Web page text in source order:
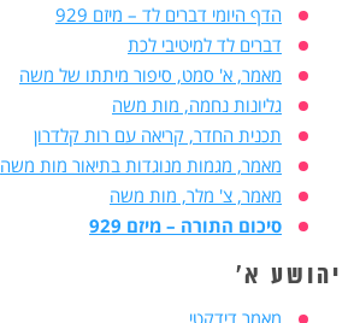
הדף היומי דברים לד – מיזם 929
דברים לד למיטיבי לכת
מאמר, א' סמט, סיפור מיתתו של משה
גליונות נחמה, מות משה
תכנית החדר, קריאה עם רות קלדרון
מאמר, מגמות מנוגדות בתיאור מות משה
מאמר, צ' מלר, מות משה
סיכום התורה – מיזם 929
יהושע א'
מאמר דידקטי